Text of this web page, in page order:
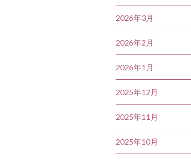
2026年3月
2026年2月
2026年1月
2025年12月
2025年11月
2025年10月